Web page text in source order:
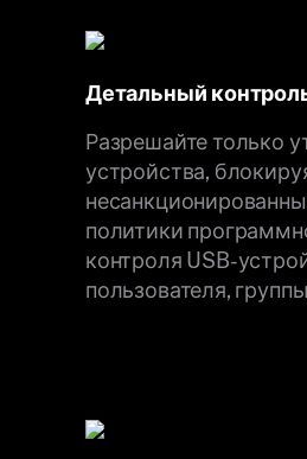
Детальный
Разрешайте только
устройства,
политики
контроля USB-
пользователя,